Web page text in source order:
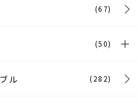
(67)
(50)
ル (282)